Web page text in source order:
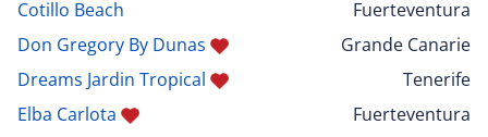
Cotillo Beach
Fuerteventura
Don Gregory By Dunas
Grande Canarie
Dreams Jardin Tropical
Tenerife
Elba Carlota
Fuerteventura